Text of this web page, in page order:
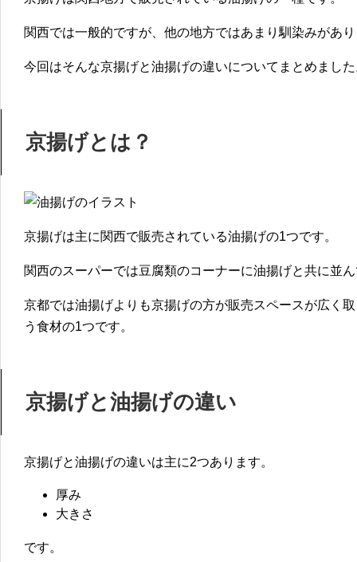
関西では一般的ですが、他の地方ではあまり馴染みがあ
今回はそんな京揚げと油揚げの違いについてまとめまし
京揚げとは？
京揚げは主に関西で販売されている油揚げの1つです。
関西のスーパーでは豆腐類のコーナーに油揚げと共に並
京都では油揚げよりも京揚げの方が販売スペースが広く
う食材の1つです。
京揚げと油揚げの違い
京揚げと油揚げの違いは主に2つあります。
厚み
大きさ
です。